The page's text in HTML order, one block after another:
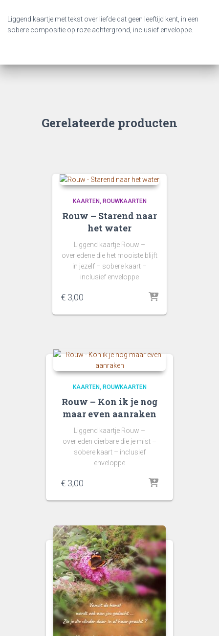
Liggend kaartje met tekst over liefde dat geen leeftijd kent, in een
sobere compositie op roze achtergrond, inclusief enveloppe.
Gerelateerde producten
KAARTEN ROUWKAARTEN
Rouw – Starend naar
het water
Liggend kaartje Rouw –
overledene die het mooiste blijft
in jezelf – sobere kaart –
inclusief enveloppe
€ 3,00
KAARTEN ROUWKAARTEN
Rouw – Kon ik je nog
maar even aanraken
Liggend kaartje Rouw –
overleden dierbare die je mist –
sobere kaart – inclusief
enveloppe
€ 3,00